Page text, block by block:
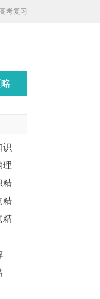
考复习
识
理
精
精
精